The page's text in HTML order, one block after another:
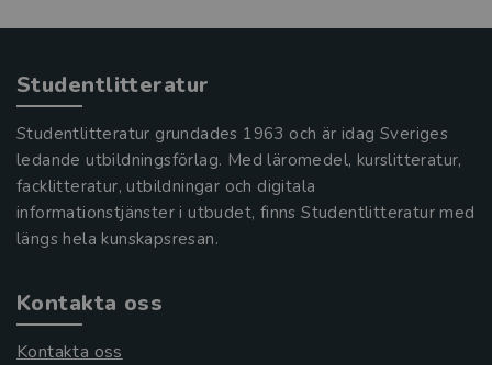
Studentlitteratur
Studentlitteratur grundades 1963 och är idag Sveriges
ledande utbildningsförlag. Med läromedel, kurslitteratur,
facklitteratur, utbildningar och digitala
informationstjänster i utbudet, finns Studentlitteratur med
längs hela kunskapsresan.
Kontakta oss
Kontakta oss